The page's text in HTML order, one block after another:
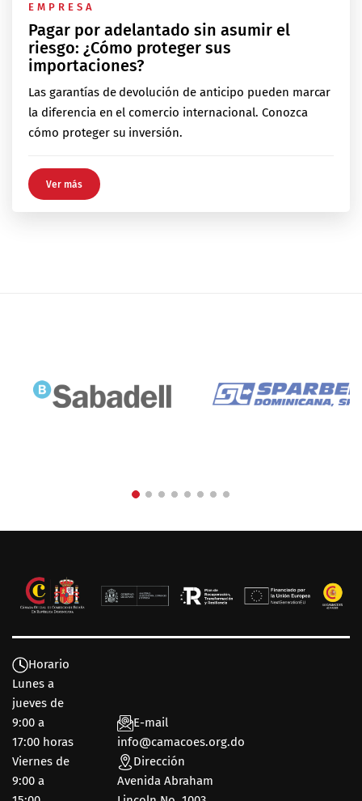
EMPRESA
Pagar por adelantado sin asumir el
riesgo: ¿Cómo proteger sus
importaciones?
Las garantías de devolución de anticipo pueden marcar
la diferencia en el comercio internacional. Conozca
cómo proteger su inversión.
Ver más
Horario
Lunes a
jueves de
9:00 a
17:00 horas
Viernes de
9:00 a
E-mail
info@camacoes.org.do
Dirección
Avenida Abraham